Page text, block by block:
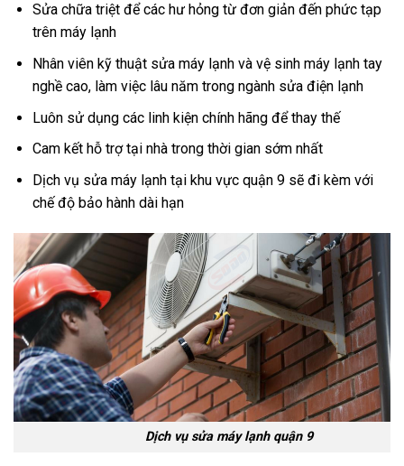
Sửa chữa triệt để các hư hỏng từ đơn giản đến phức tạp
trên máy lạnh
Nhân viên kỹ thuật sửa máy lạnh và vệ sinh máy lạnh tay
nghề cao, làm việc lâu năm trong ngành sửa điện lạnh
Luôn sử dụng các linh kiện chính hãng để thay thế
Cam kết hỗ trợ tại nhà trong thời gian sớm nhất
Dịch vụ sửa máy lạnh tại khu vực quận 9 sẽ đi kèm với
chế độ bảo hành dài hạn
Dịch vụ sửa máy lạnh quận 9